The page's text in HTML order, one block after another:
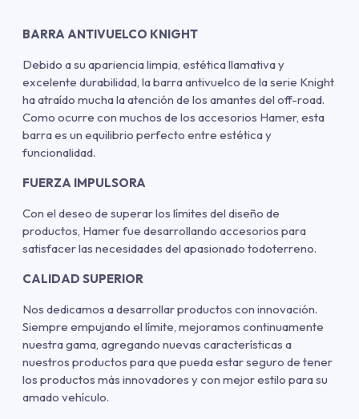
BARRA ANTIVUELCO KNIGHT
Debido a su apariencia limpia, estética llamativa y
excelente durabilidad, la barra antivuelco de la serie Knight
ha atraído mucha la atención de los amantes del off-road.
Como ocurre con muchos de los accesorios Hamer, esta
barra es un equilibrio perfecto entre estética y
funcionalidad.
FUERZA IMPULSORA
Con el deseo de superar los límites del diseño de
productos, Hamer fue desarrollando accesorios para
satisfacer las necesidades del apasionado todoterreno.
CALIDAD SUPERIOR
Nos dedicamos a desarrollar productos con innovación.
Siempre empujando el límite, mejoramos continuamente
nuestra gama, agregando nuevas características a
nuestros productos para que pueda estar seguro de tener
los productos más innovadores y con mejor estilo para su
amado vehículo.